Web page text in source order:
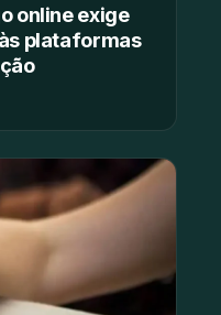
online exige
plataformas